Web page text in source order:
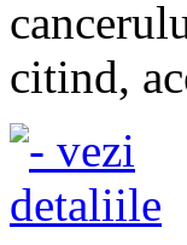
citind,